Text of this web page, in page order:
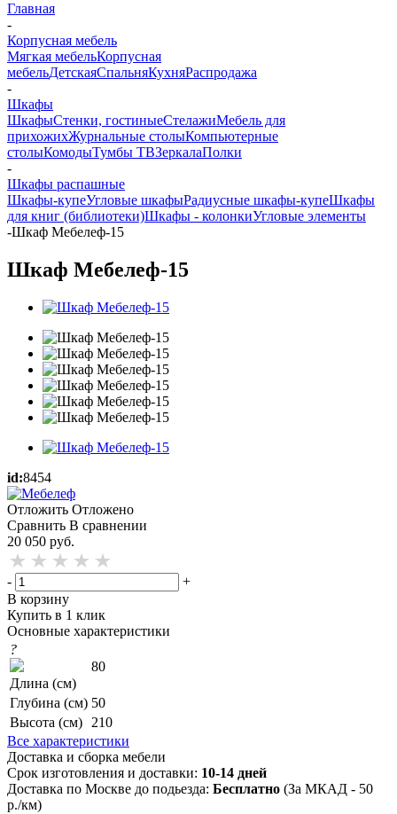
Главная
-
Корпусная мебель
Мягкая мебельКорпусная
мебельДетскаяСпальняКухняРаспродажа
-
Шкафы
ШкафыСтенки, гостиныеСтелажиМебель для
прихожихЖурнальные столыКомпьютерные
столыКомодыТумбы ТВЗеркалаПолки
-
Шкафы распашные
Шкафы-купеУгловые шкафыРадиусные шкафы-купеШкафы
для книг (библиотеки)Шкафы - колонкиУгловые элементы
-Шкаф Мебелеф-15
Шкаф Мебелеф-15
id:8454
Отложить Отложено
Сравнить В сравнении
20 050 руб.
-
+
В корзину
Купить в 1 клик
Основные характеристики
?
Длина (см)
80
Глубина (см) 50
Высота (см)
210
Все характеристики
Доставка и сборка мебели
Срок изготовления и доставки: 10-14 дней
Доставка по Москве до подьезда: Бесплатно (За МКАД - 50
р./км)